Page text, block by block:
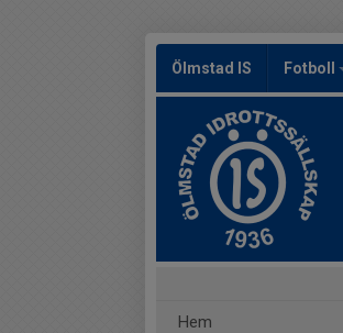
Ölmstad IS Fotboll
Hem